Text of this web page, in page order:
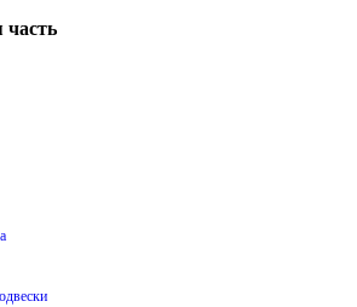
часть